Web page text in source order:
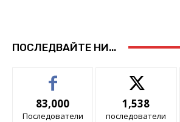
ПОСЛЕДВАЙТЕ НИ...
83,000
Последователи
1,538
последователи